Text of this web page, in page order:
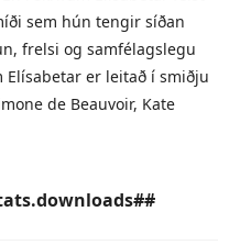
sem hún tengir síðan
frelsi og samfélagslegu
er leitað í smiðju
de Beauvoir, Kate